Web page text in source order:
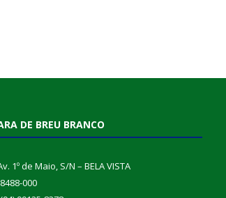
DE BREU BRANCO
1º de Maio, S/N – BELA VISTA
000